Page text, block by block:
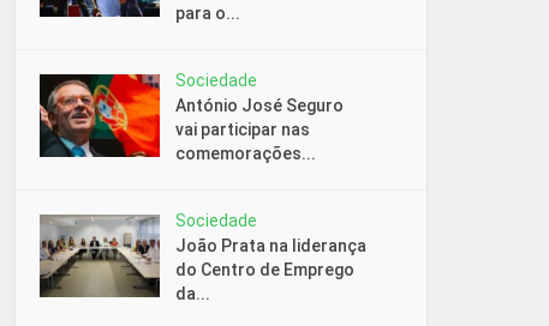
para o...
Sociedade
António José Seguro
vai participar nas
comemorações...
Sociedade
João Prata na liderança
do Centro de Emprego
da...